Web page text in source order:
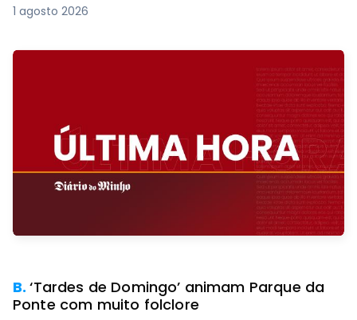
1 agosto 2026
B.‘Tardes de Domingo’ animam Parque da
Ponte com muito folclore